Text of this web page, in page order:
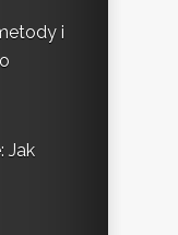
i
Jak